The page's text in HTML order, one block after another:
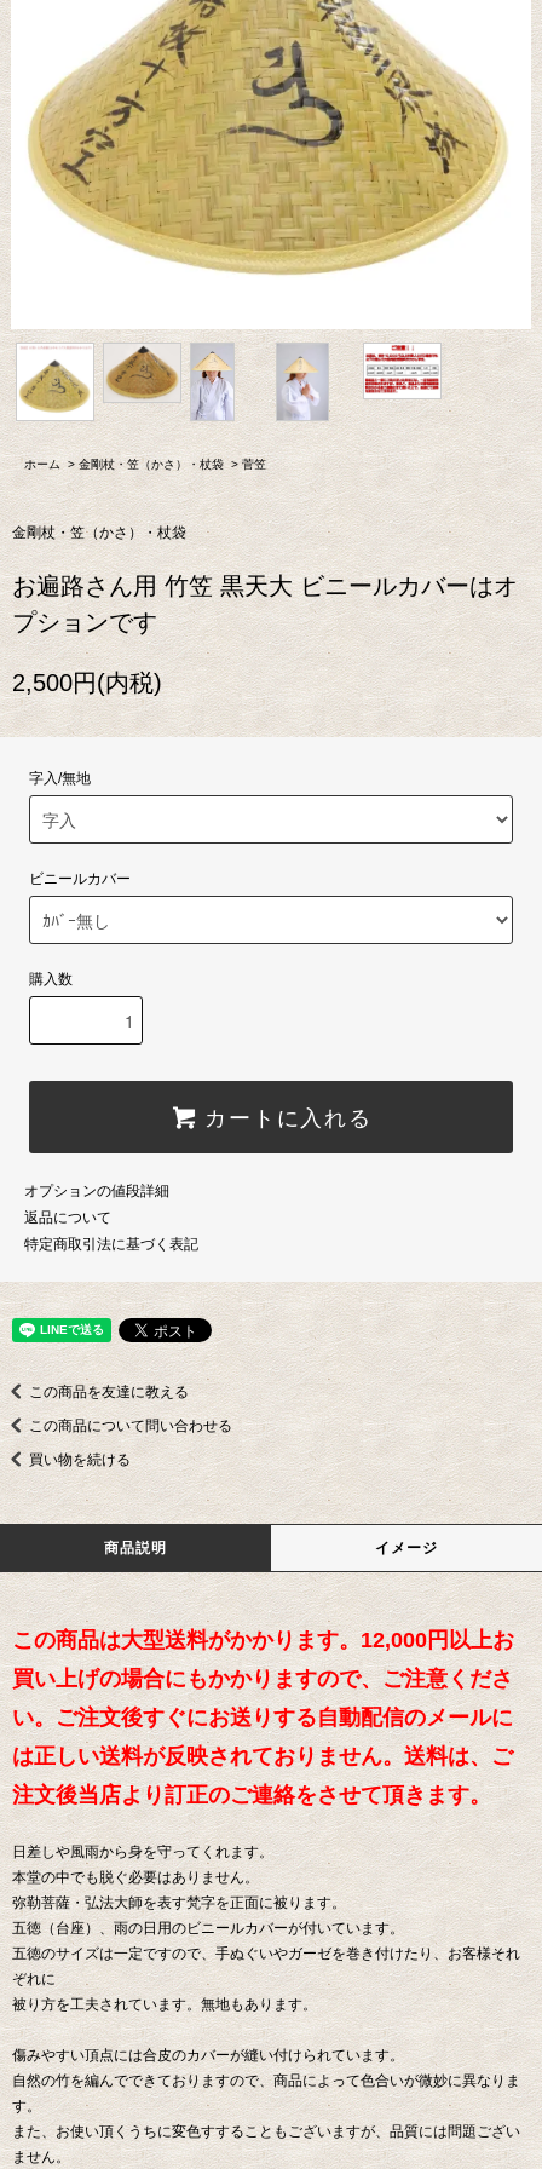
ホーム > 金剛杖・笠（かさ）・杖袋 > 菅笠
金剛杖・笠（かさ）・杖袋
お遍路さん用 竹笠 黒天大 ビニールカバーはオ
プションです
2,500円(内税)
字入/無地
ビニールカバー
購入数
カートに入れる
オプションの値段詳細
返品について
特定商取引法に基づく表記
この商品を友達に教える
この商品について問い合わせる
買い物を続ける
商品説明 イメージ
この商品は大型送料がかかります。12,000円以上お
買い上げの場合にもかかりますので、ご注意くださ
い。ご注文後すぐにお送りする自動配信のメールに
は正しい送料が反映されておりません。送料は、ご
注文後当店より訂正のご連絡をさせて頂きます。
日差しや風雨から身を守ってくれます。
本堂の中でも脱ぐ必要はありません。
弥勒菩薩・弘法大師を表す梵字を正面に被ります。
五徳（台座）、雨の日用のビニールカバーが付いています。
五徳のサイズは一定ですので、手ぬぐいやガーゼを巻き付けたり、お客様それ
ぞれに
被り方を工夫されています。無地もあります。
傷みやすい頂点には合皮のカバーが縫い付けられています。
自然の竹を編んでできておりますので、商品によって色合いが微妙に異なりま
す。
また、お使い頂くうちに変色すすることもございますが、品質には問題ござい
ません。